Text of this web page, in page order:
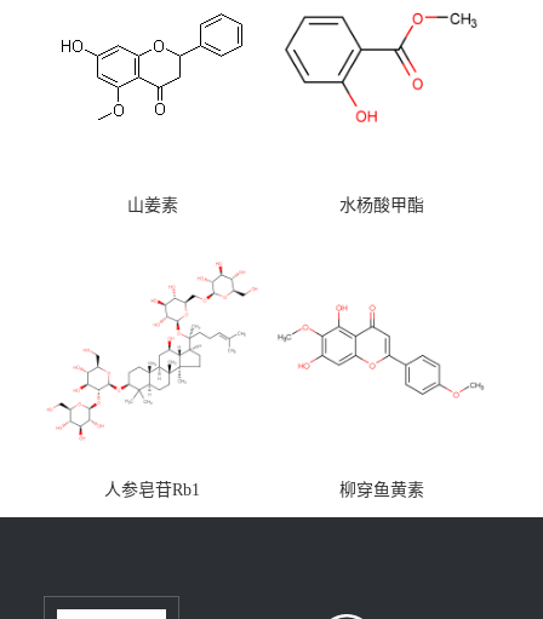
山姜素 水杨酸甲酯
人参皂苷Rb1 柳穿鱼黄素